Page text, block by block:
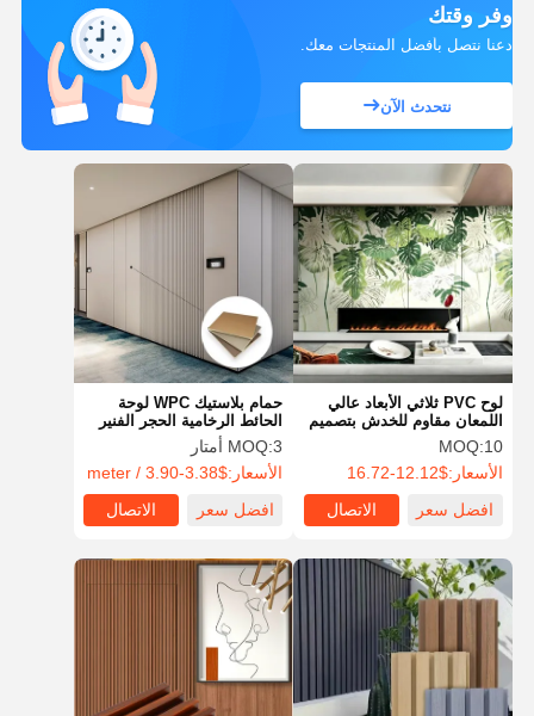
وفر وقتك
دعنا نتصل بأفضل المنتجات معك.
نتحدث الآن
لوح PVC ثلاثي الأبعاد عالي
اللمعان مقاوم للخدش بتصميم
لوح حائط PVC صغير للمكاتب
MOQ:10
الأسعار:$12.12-16.72
افضل سعر
الاتصال
حمام بلاستيك WPC لوحة
الحائط الرخامية الحجر الفنير
لوحة التصميم الداخلي
MOQ:3 أمتار
الأسعار:$3.38-3.90 / meter
افضل سعر
الاتصال